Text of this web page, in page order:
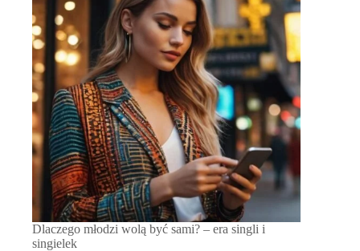
Dlaczego młodzi wolą być sami? – era singli i
singielek